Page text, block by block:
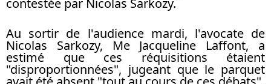
Au sortir de l'audience mardi, l'avocate de
Nicolas Sarkozy, Me Jacqueline Laffont, a
estimé que ces réquisitions étaient
"disproportionnées", jugeant que le parquet